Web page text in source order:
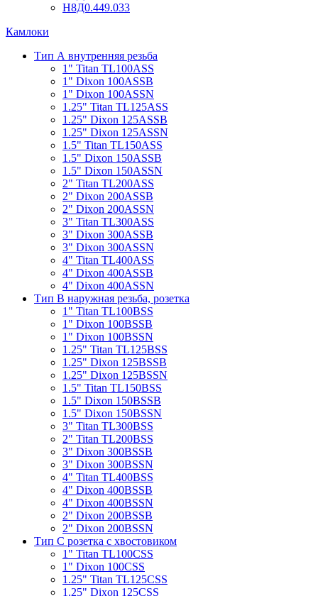
Н8Д0.449.033
Камлоки
Тип А внутренняя резьба
1" Titan TL100ASS
1" Dixon 100ASSB
1" Dixon 100ASSN
1.25" Titan TL125ASS
1.25" Dixon 125ASSB
1.25" Dixon 125ASSN
1.5" Titan TL150ASS
1.5" Dixon 150ASSB
1.5" Dixon 150ASSN
2" Titan TL200ASS
2" Dixon 200ASSB
2" Dixon 200ASSN
3" Titan TL300ASS
3" Dixon 300ASSB
3" Dixon 300ASSN
4" Titan TL400ASS
4" Dixon 400ASSB
4" Dixon 400ASSN
Тип B наружная резьба, розетка
1" Titan TL100BSS
1" Dixon 100BSSB
1" Dixon 100BSSN
1.25" Titan TL125BSS
1.25" Dixon 125BSSB
1.25" Dixon 125BSSN
1.5" Titan TL150BSS
1.5" Dixon 150BSSB
1.5" Dixon 150BSSN
3" Titan TL300BSS
2" Titan TL200BSS
3" Dixon 300BSSB
3" Dixon 300BSSN
4" Titan TL400BSS
4" Dixon 400BSSB
4" Dixon 400BSSN
2" Dixon 200BSSB
2" Dixon 200BSSN
Тип С розетка с хвостовиком
1" Titan TL100CSS
1" Dixon 100CSS
1.25" Titan TL125CSS
1.25" Dixon 125CSS